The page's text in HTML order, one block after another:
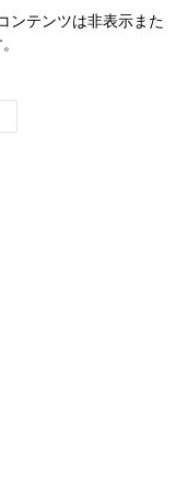
ンテンツは非表示また